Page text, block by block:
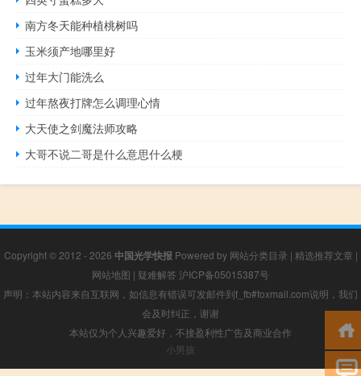
南方冬天能种植桃树吗
玉米须产地哪里好
过年大门能洗么
过年熬夜打牌怎么调理心情
大天使之剑魔法师攻略
大哥不说二哥是什么意思什么梗
Copyright © 2012 - 2026 中国光学快报 Powered by 网站分类目录 | 精选推荐文章 |
网站地图 | 疑难解答 沪ICP备05015387号
声明：本站内容来自互联网，如信息有错误可发邮件到f_fb#foxmail.com说明，我们
会及时纠正，谢谢
本站仅为个人兴趣爱好，不接盈利性广告及商业合作
小男孩